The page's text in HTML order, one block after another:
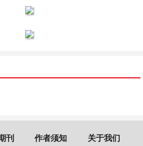
刊 作者须知 关于我们